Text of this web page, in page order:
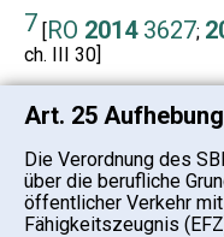
7 [RO 2014 3627;
ch. III 30]
Art. 25
Die Verordnung des
über die berufliche
öffentlicher Verkehr
Fähigkeitszeugnis